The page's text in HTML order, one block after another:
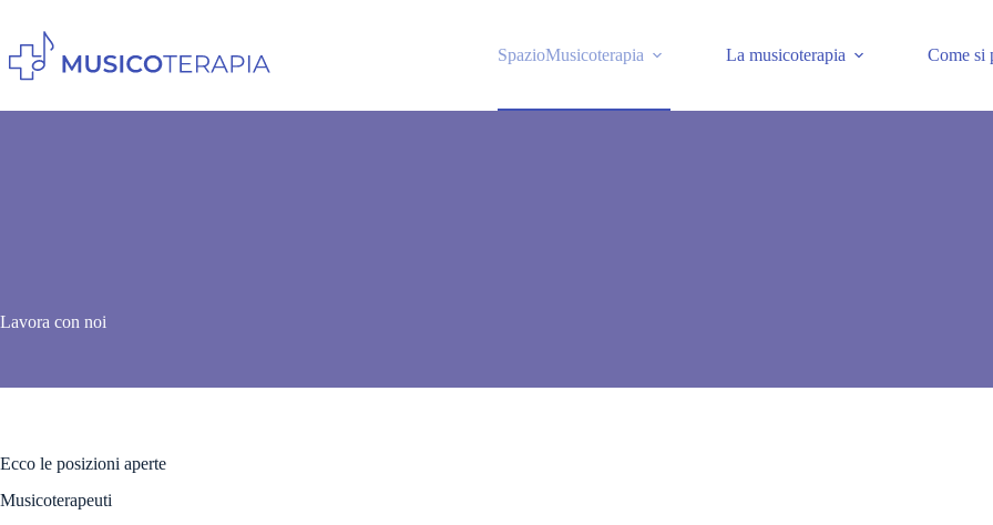
contenuto
SpazioMusicoterapia La musicoterapia Come si
Lavora con noi
Ecco le posizioni aperte
Musicoterapeuti